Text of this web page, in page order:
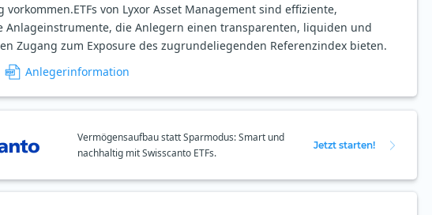
vorkommen.ETFs von Lyxor Asset Management sind effiziente,
Anlageinstrumente, die Anlegern einen transparenten, liquiden und
Zugang zum Exposure des zugrundeliegenden Referenzindex bieten.
Anlegerinformation
Vermögensaufbau statt Sparmodus: Smart und
nachhaltig mit Swisscanto ETFs.
Jetzt starten!